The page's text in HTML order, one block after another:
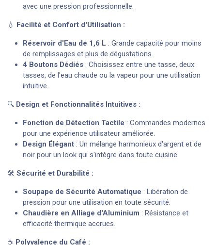
avec une pression professionnelle.
💧 Facilité et Confort d'Utilisation :
Réservoir d'Eau de 1,6 L : Grande capacité pour moins
de remplissages et plus de dégustations.
4 Boutons Dédiés : Choisissez entre une tasse, deux
tasses, de l'eau chaude ou la vapeur pour une utilisation
intuitive.
🔍 Design et Fonctionnalités Intuitives :
Fonction de Détection Tactile : Commandes modernes
pour une expérience utilisateur améliorée.
Design Élégant : Un mélange harmonieux d'argent et de
noir pour un look qui s'intègre dans toute cuisine.
🛠️ Sécurité et Durabilité :
Soupape de Sécurité Automatique : Libération de
pression pour une utilisation en toute sécurité.
Chaudière en Alliage d'Aluminium : Résistance et
efficacité thermique accrues.
☕ Polyvalence du Café :